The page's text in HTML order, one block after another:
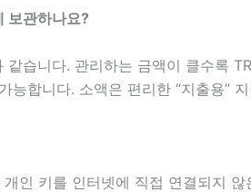
보관하나요?
같습니다. 관리하는 금액이 클수록
능합니다. 소액은 편리한 “지출용”
개인 키를 인터넷에 직접 연결되지